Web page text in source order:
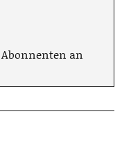
Abonnenten an